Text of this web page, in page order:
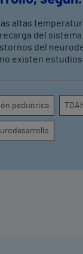
Vithas
altas
del
del
existen estudios
emocional y
pediátrica